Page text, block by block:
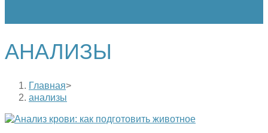
АНАЛИЗЫ
Главная>
анализы